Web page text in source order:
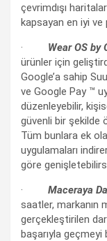
çevrimdışı
kapsayan en iyi ve
· Wear OS by
ürünler için
Google’a sahip
ve Google Pay ™
düzenleyebilir,
güvenli bir şekilde
Tüm bunlara ek
uygulamaları
göre
· Maceraya
saatler, markanın
gerçekleştirilen
başarıyla geçmeyi